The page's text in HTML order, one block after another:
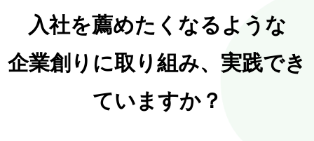
入社を薦めたくなるような
企業創りに取り組み、実践でき
ていますか？